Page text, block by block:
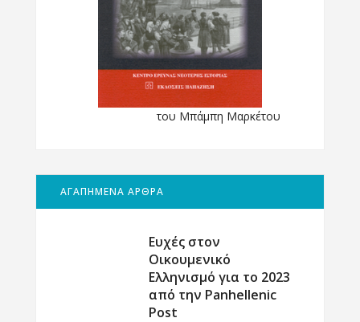
του Μπάμπη Μαρκέτου
ΑΓΑΠΗΜΕΝΑ ΑΡΘΡΑ
Ευχές στον
Οικουμενικό
Ελληνισμό για το 2023
από την Panhellenic
Post